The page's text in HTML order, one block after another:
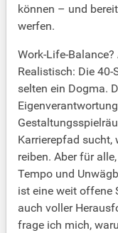
können – und
werfen.
Work-Life-
Realistisch: Die
selten ein Dogma.
Karrierepfad sucht,
reiben. Aber für
Tempo und
ist eine weit offene
auch voller
frage ich mich,